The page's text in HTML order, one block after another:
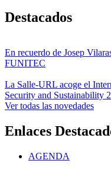
Destacados
En recuerdo de Josep
FUNITEC
La Salle-URL acoge el
Security and Sustainability
Ver todas las novedades
Enlaces
AGENDA